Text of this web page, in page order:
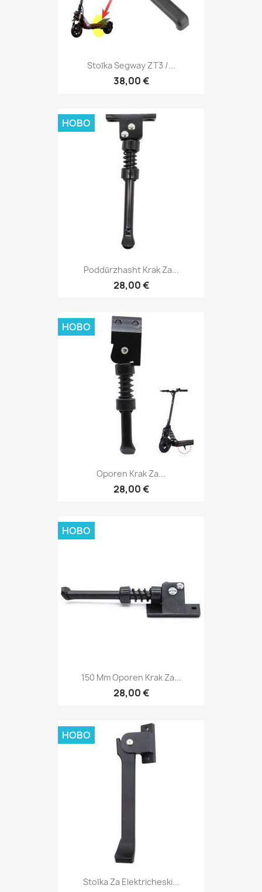
Stoĭka Segway ZT3 /...
38,00 €
Poddŭrzhasht Krak Za...
28,00 €
НОВО
Oporen Krak Za...
28,00 €
НОВО
150 Mm Oporen Krak Za...
28,00 €
НОВО
Stoĭka Za Elektricheski...
НОВО